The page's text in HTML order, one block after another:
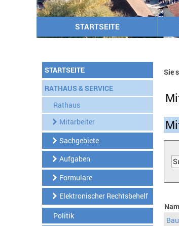
STARTSEITE
STARTSEITE
RATHAUS & SERVICE
Rathaus
Mitarbeiter
Sachgebiete
Aufgaben
Formulare
Elektronischer Rechtsbehelf
Politik
Sie